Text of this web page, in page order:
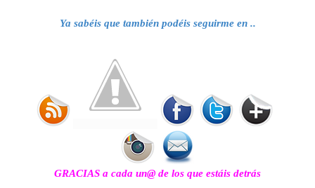
Ya sabéis que también podéis seguirme en ..
GRACIAS a cada un@ de los que estáis detrás